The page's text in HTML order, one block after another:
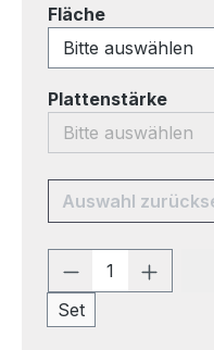
Flächeauswählen
Plattenstärke
Auswahl
Produkt
Set